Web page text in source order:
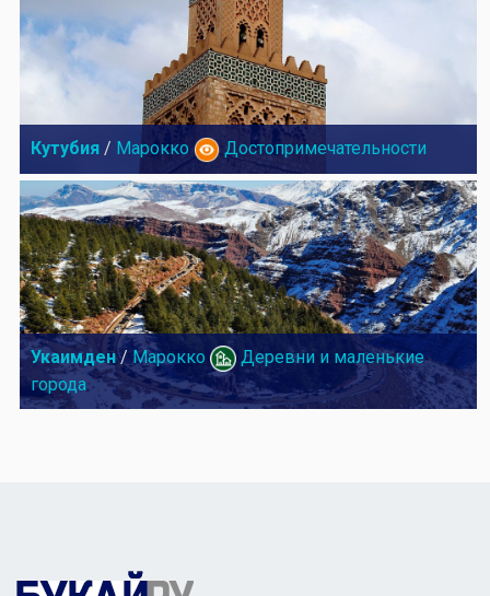
Кутубия / Марокко Достопримечательности
Укаимден/ Марокко
Деревни и маленькие
города